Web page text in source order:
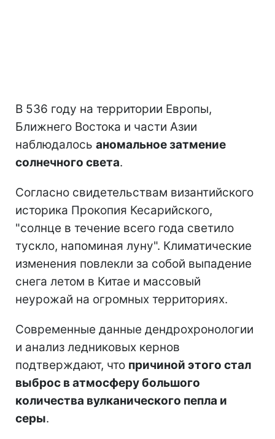
В 536 году на территории Европы,
Ближнего Востока и части Азии
наблюдалось аномальное затмение
солнечного света.
Согласно свидетельствам византийского
историка Прокопия Кесарийского,
"солнце в течение всего года светило
тускло, напоминая луну". Климатические
изменения повлекли за собой выпадение
снега летом в Китае и массовый
неурожай на огромных территориях.
Современные данные дендрохронологии
и анализ ледниковых кернов
подтверждают, что причиной этого стал
выброс в атмосферу большого
количества вулканического пепла и
серы.